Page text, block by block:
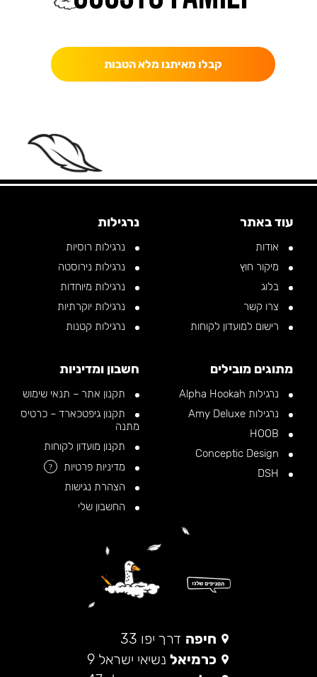
קבלו מאיתנו מלא הטבות
עוד באתר
אודות
מיקור חוץ
בלוג
צרו קשר
רישום למועדון לקוחות
נרגילות
נרגילות רוסיות
נרגילות נירוסטה
נרגילות מיוחדות
נרגילות יוקרתיות
נרגילות קטנות
מתוגים מובילים
נרגילות Alpha Hookah
נרגילות Amy Deluxe
חשבון ומדיניות
תקנון אתר – תנאי שימוש
תקנון גיפטכארד – כרטיס
מתנה
תקנון מועדון לקוחות
מדיניות פרטיות
?
הצהרת נגישות
החשבון שלי
חיפה דרך יפו 33
כרמיאל נשיאי ישראל 9